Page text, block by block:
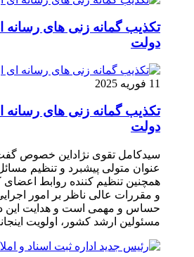
تکذیب گمانه زنی های رسانه
دولت
11 فوریه 2025
تکذیب گمانه زنی های رسانه
دولت
سیدکامل تقوی نژاداین خصوص
عنوان متولی پیشبرد و تنظیم
همچنین تنظیم کننده روابط اعضای
و مقررات عالی ناظر بر امور
حساس و مهمی است و هدایت این
مسئولین ارشد کشور، اولویت